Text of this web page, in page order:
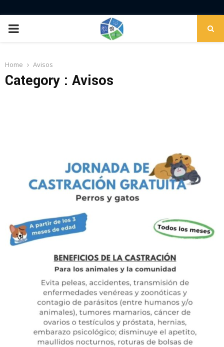
PRIMARY
Home Avisos
Category : Avisos